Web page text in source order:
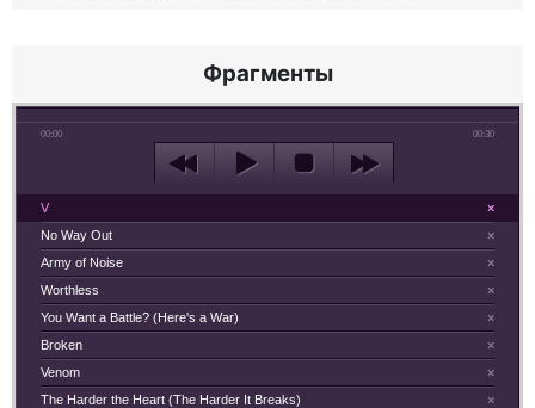
Фрагменты
00:00 00:30
×
V
×
No Way Out
×
Army of Noise
×
Worthless
×
You Want a Battle? (Here's a War)
×
Broken
×
Venom
×
The Harder the Heart (The Harder It Breaks)